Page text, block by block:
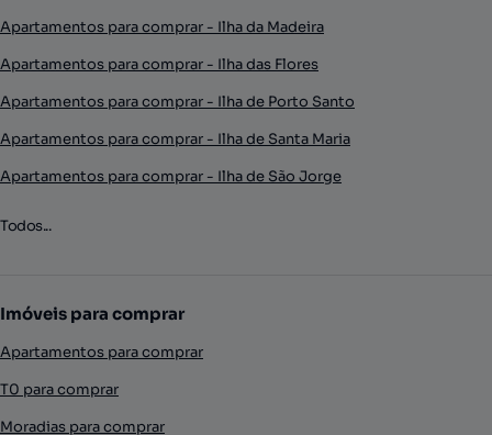
Apartamentos para comprar - Ilha da Madeira
Apartamentos para comprar - Ilha das Flores
Apartamentos para comprar - Ilha de Porto Santo
Apartamentos para comprar - Ilha de Santa Maria
Apartamentos para comprar - Ilha de São Jorge
Todos...
Imóveis para comprar
Apartamentos para comprar
T0 para comprar
Moradias para comprar